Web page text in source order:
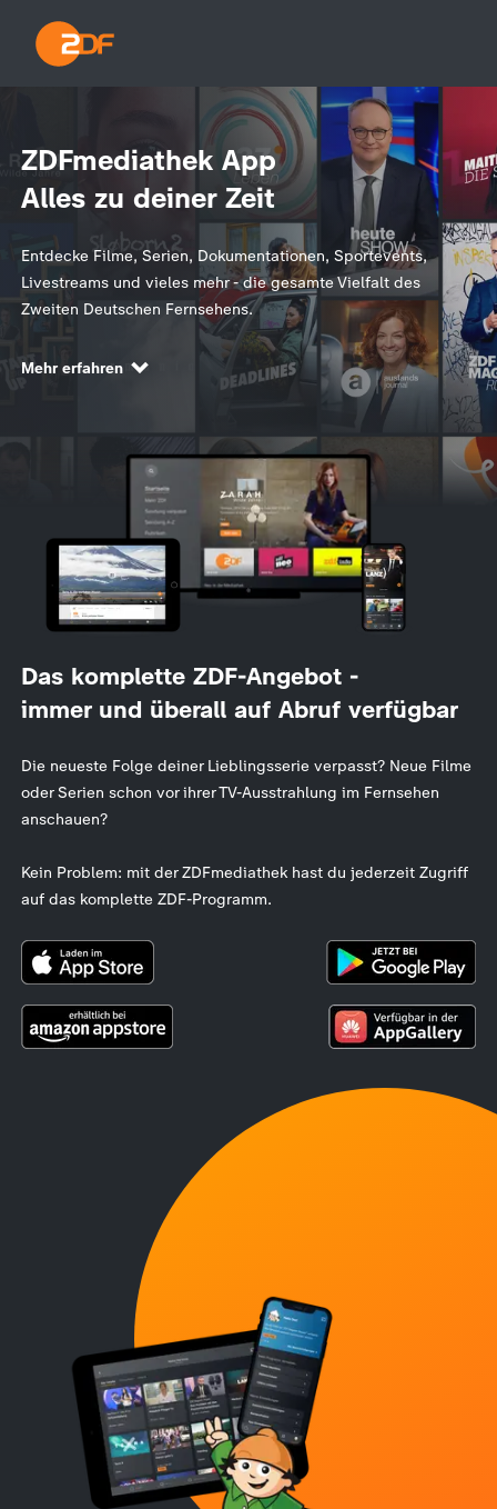
ZDFmediathek App
Alles zu deiner Zeit
Entdecke Filme, Serien, Dokumentationen, Sportevents,
Livestreams und vieles mehr - die gesamte Vielfalt des
Zweiten Deutschen Fernsehens.
Mehr erfahren
Das komplette ZDF-Angebot -
immer und überall auf Abruf verfügbar
Die neueste Folge deiner Lieblingsserie verpasst? Neue Filme
oder Serien schon vor ihrer TV-Ausstrahlung im Fernsehen
anschauen?
Kein Problem: mit der ZDFmediathek hast du jederzeit Zugriff
auf das komplette ZDF-Programm.